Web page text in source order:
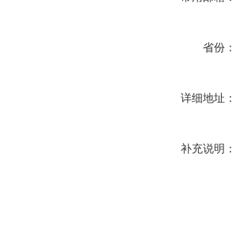
省份：
详细地址：
补充说明：